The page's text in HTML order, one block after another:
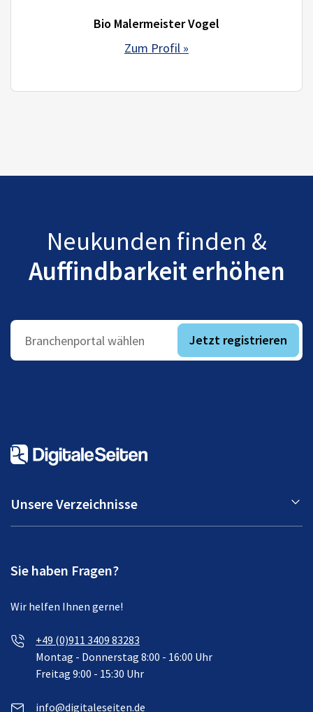
Bio Malermeister Vogel
Zum Profil »
Neukunden finden &
Auffindbarkeit erhöhen
Branchenportal wählen Jetzt registrieren
Unsere Verzeichnisse
Sie haben Fragen?
Wir helfen Ihnen gerne!
+49 (0)911 3409 83283
Montag - Donnerstag 8:00 - 16:00 Uhr
Freitag 9:00 - 15:30 Uhr
info@digitaleseiten.de